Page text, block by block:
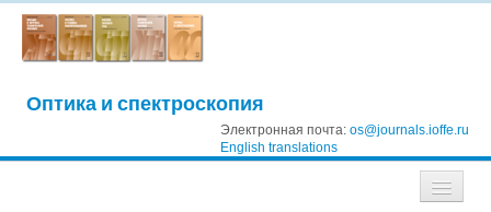
Оптика и спектроскопия
Электронная почта: os@journals.ioffe.ru
English translations